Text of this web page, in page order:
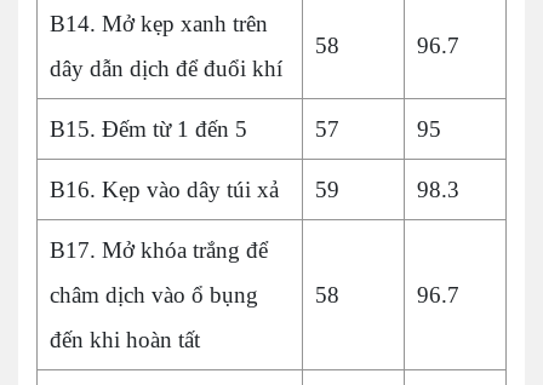
B14. Mở kẹp xanh trên
dây dẫn dịch để đuổi khí
58 96.7
B15. Đếm từ 1 đến 5 57 95
B16. Kẹp vào dây túi xả 59 98.3
B17. Mở khóa trắng để
châm dịch vào ổ bụng
đến khi hoàn tất
58 96.7